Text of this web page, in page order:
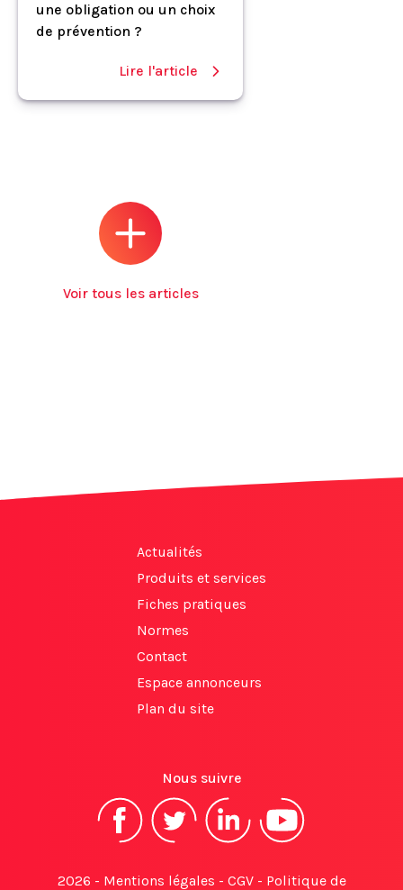
une obligation ou un choix
de prévention ?
Lire l'article
Voir tous les articles
Actualités
Produits et services
Fiches pratiques
Normes
Contact
Espace annonceurs
Plan du site
Nous suivre
2026 - Mentions légales - CGV- Politique de